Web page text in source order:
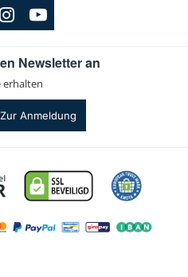
Newsletter an
erhalten
Zur Anmeldung